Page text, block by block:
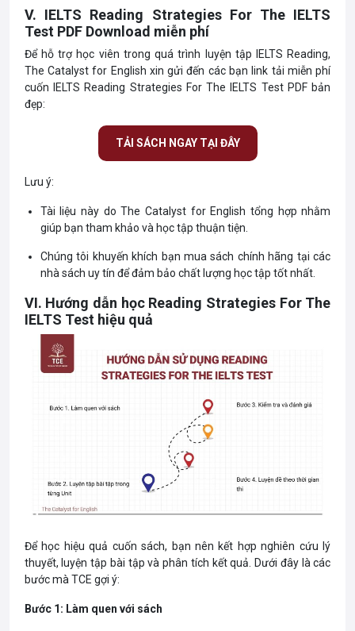
V. IELTS Reading Strategies For The IELTS
Test PDF Download miễn phí
Để hỗ trợ học viên trong quá trình luyện tập IELTS Reading,
The Catalyst for English xin gửi đến các bạn link tải miễn phí
cuốn IELTS Reading Strategies For The IELTS Test PDF bản
đẹp:
TẢI SÁCH NGAY TẠI ĐÂY
Lưu ý:
Tài liệu này do The Catalyst for English tổng hợp nhằm
giúp bạn tham khảo và học tập thuận tiện.
Chúng tôi khuyến khích bạn mua sách chính hãng tại các
nhà sách uy tín để đảm bảo chất lượng học tập tốt nhất.
VI. Hướng dẫn học Reading Strategies For The
IELTS Test hiệu quả
Để học hiệu quả cuốn sách, bạn nên kết hợp nghiên cứu lý
thuyết, luyện tập bài tập và phân tích kết quả. Dưới đây là các
bước mà TCE gợi ý:
Bước 1: Làm quen với sách